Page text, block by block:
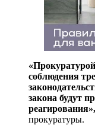
соблюдения
закона будут
реагирования»,
прокуратуры.